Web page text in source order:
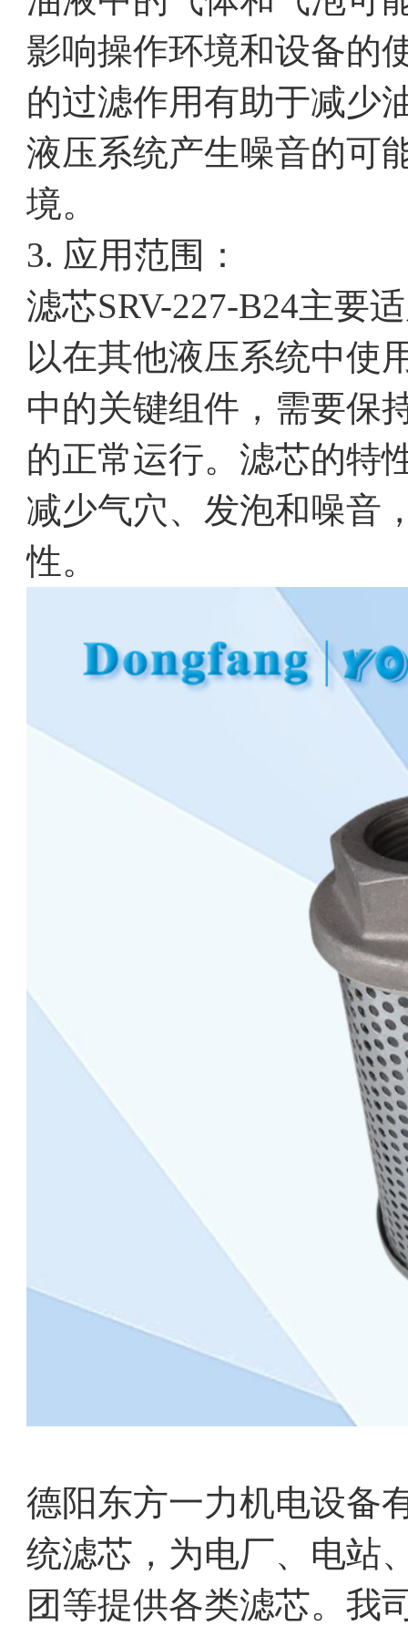
影响操作环境和设备的
的过滤作用有助于减少
液压系统产生噪音的可
境。
3. 应用范围：
滤芯SRV-227-B24主要
以在其他液压系统中使
中的关键组件，需要保
的正常运行。滤芯的特
减少气穴、发泡和噪音
性。
德阳东方一力机电设备
统滤芯，为电厂、电站
团等提供各类滤芯。我